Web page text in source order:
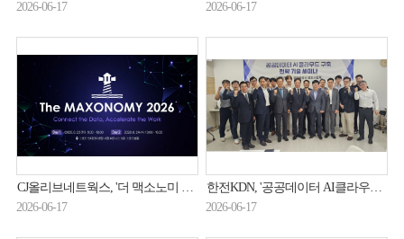
2026-06-17
2026-06-17
CJ올리브네트웍스, '더 맥소노미 2026' 개최…AX 전환 전략 공유
2026-06-17
한전KDN, '공공데이터 AI클라우드 구축 전략기술' 논의
2026-06-17